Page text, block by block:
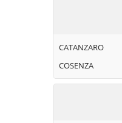
CATANZARO
COSENZA